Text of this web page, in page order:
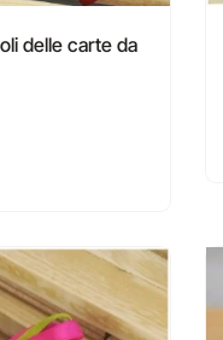
delle carte da